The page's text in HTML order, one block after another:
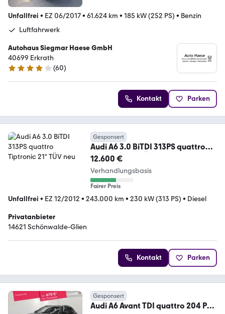
Unfallfrei • EZ 06/2017• 61.624 km • 185 kW (252 PS) • Benzin
Luftfahrwerk
Autohaus Siegmar Haese GmbH
40699 Erkrath
4.2 Sterne
(60)
Kontakt Parken
Gesponsert
Audi A6 3.0 BiTDI 313PS quattro
Tiptronic 21" TÜV neu
12.600 €
Verhandlungsbasis
Fairer Preis
Unfallfrei • EZ 12/2012 • 243.000 km • 230 kW (313 PS) • Diesel
Privatanbieter
14621 Schönwalde-Glien
Kontakt Parken
Gesponsert
Audi A6 Avant TDI quattro 204 PS